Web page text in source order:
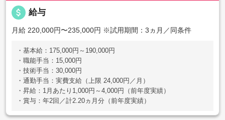
attach_money 給与
月給 220,000円〜235,000円 ※試用期間：3ヵ月／同条件
・基本給：175,000円～190,000円
・職能手当：15,000円
・技術手当：30,000円
・通勤手当：実費支給（上限 24,000円／月）
・昇給：1月あたり1,000円～4,000円（前年度実績）
・賞与：年2回／計2.20ヵ月分（前年度実績）